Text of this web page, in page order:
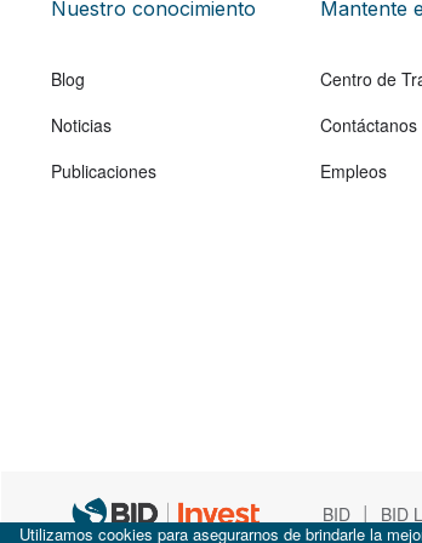
Nuestro conocimiento
Blog
Noticias
Publicaciones
Mantente
Centro de
Contáctanos
Empleos
BID | BID
Utilizamos cookies para asegurarnos de brindarle la